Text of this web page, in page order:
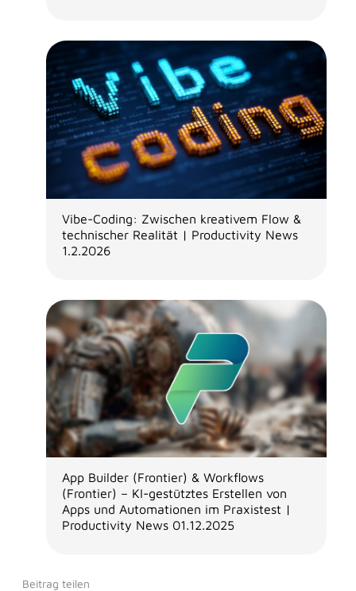
Vibe-Coding: Zwischen kreativem Flow &
technischer Realität | Productivity News
1.2.2026
App Builder (Frontier) & Workflows
(Frontier) – KI-gestütztes Erstellen von
Apps und Automationen im Praxistest |
Productivity News 01.12.2025
Beitrag teilen